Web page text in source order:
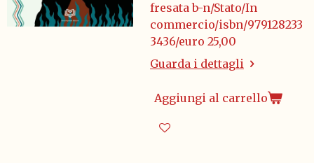
fresata b-n/Stato/In
commercio/isbn/979128233
3436/euro 25,00
Guarda i dettagli
Aggiungi al carrello